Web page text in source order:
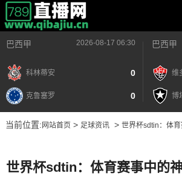
巴西甲 2026-08-17 06:30
科林蒂安 0
克鲁塞罗 0
巴西甲
维
博
当前位置: 网站首页> 足球资讯> 世界杯sdtin：体
世界杯sdtin：体育赛事中的